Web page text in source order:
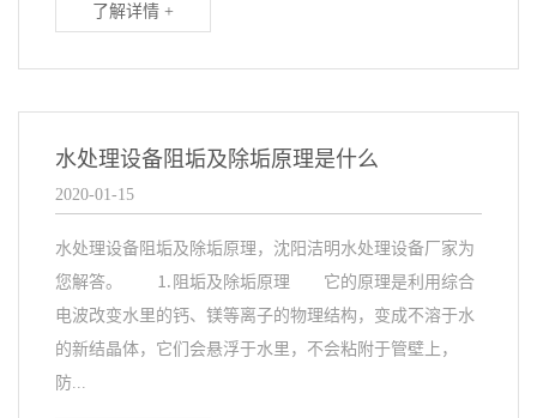
了解详情 +
水处理设备阻垢及除垢原理是什么
2020-01-15
水处理设备阻垢及除垢原理，沈阳洁明水处理设备厂家为
您解答。 ⒈阻垢及除垢原理 它的原理是利用综合
电波改变水里的钙、镁等离子的物理结构，变成不溶于水
的新结晶体，它们会悬浮于水里，不会粘附于管壁上，
防...